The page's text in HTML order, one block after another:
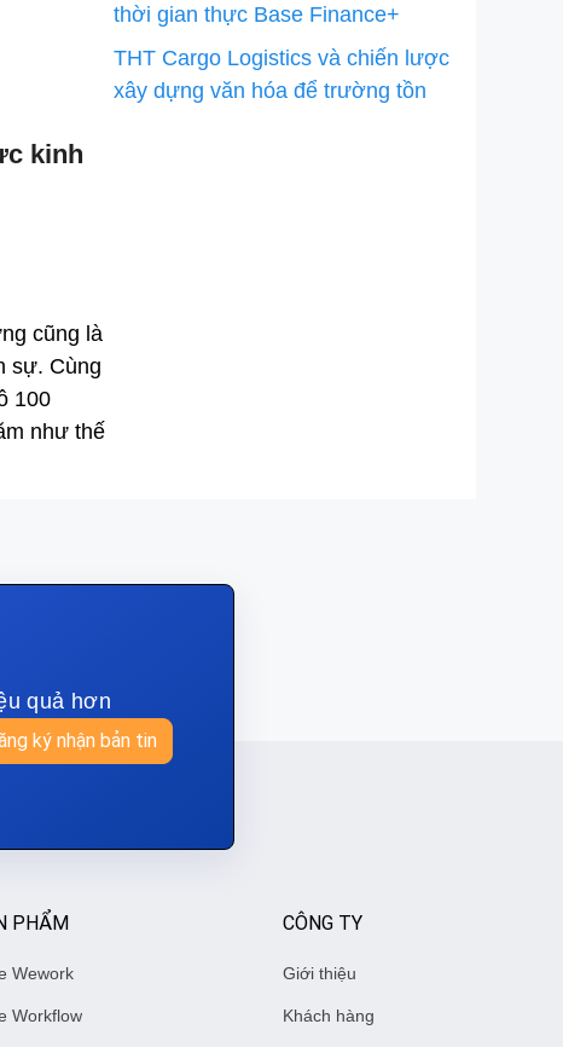
kinh
cũng là
sự. Cùng
100
như thế
thời gian thực Base Finance+
THT Cargo Logistics và chiến lược
xây dựng văn hóa để trường tồn
quả hơn
ký nhận bản tin
PHẨM
Wework
Workflow
CÔNG TY
Giới thiệu
Khách hàng